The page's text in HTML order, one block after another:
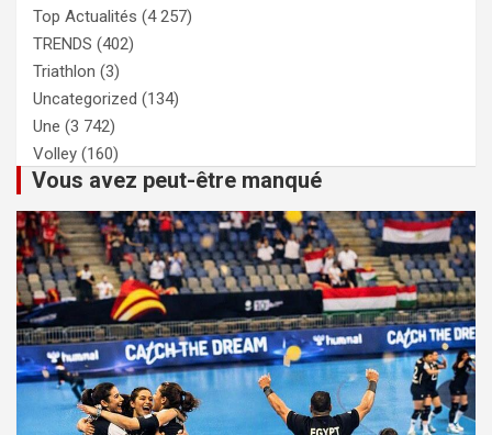
Top Actualités (4 257)
TRENDS (402)
Triathlon (3)
Uncategorized (134)
Une (3 742)
Volley (160)
Vous avez peut-être manqué